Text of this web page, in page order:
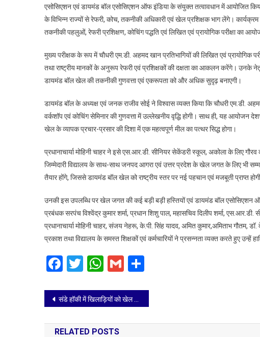
अहमद
खान
बने
रेफरी
सेमिनार
के
परीक्षक
एसोसिएशन एवं डायमंड बॉल एसोसिएशन ऑफ इंडिया के संयुक्त तत्वावधान में आयोजित
के विभिन्न राज्यों से रेफरी, कोच, तकनीकी अधिकारी एवं खेल प्रशिक्षक भाग लेंगे।
तकनीकी पहलुओं, रेफरी प्रशिक्षण, कोचिंग पद्धति एवं लिखित एवं प्रायोगिक परीक्षा का
मुख्य परीक्षक के रूप में चौधरी एम.डी. अहमद खान प्रतिभागियों की लिखित एवं प्रायोगिक
तथा राष्ट्रीय मानकों के अनुरूप रेफरी एवं प्रशिक्षकों की दक्षता का आकलन करेंगे। उनके
डायमंड बॉल खेल की तकनीकी गुणवत्ता एवं एकरूपता को और अधिक सुदृढ़ बनाएगी।
डायमंड बॉल के अध्यक्ष एवं जनक राजीव सोई ने विश्वास व्यक्त किया कि चौधरी एम.डी.
वर्कशॉप एवं कोचिंग सेमिनार की गुणवत्ता में उल्लेखनीय वृद्धि होगी। साथ ही, यह
खेल के व्यापक प्रचार-प्रसार की दिशा में एक महत्वपूर्ण मील का पत्थर सिद्ध होगा।
प्रधानाचार्या मोहिनी चाहर ने इसे एस.आर.डी. सीनियर सेकेंडरी स्कूल, अकोला के लिए
जिम्मेदारी विद्यालय के साथ-साथ जनपद आगरा एवं उत्तर प्रदेश के खेल जगत के लिए भी
तैयार होंगे, जिससे डायमंड बॉल खेल को राष्ट्रीय स्तर पर नई पहचान एवं मजबूती प्राप्त
उनकी इस उपलब्धि पर खेल जगत की कई बड़ी बड़ी हस्तियों एवं डायमंड बॉल एसोसिएशन
प्रबंधक सरपंच विश्वेंद्र कुमार शर्मा, प्रधान शिशु पाल, महासचिव दिलीप शर्मा,
प्रधानाचार्या मोहिनी चाहर, संजय नेहरू, के.पी. सिंह यादव, अमित कुमार,अमिताभ गौतम,
प्रकाश तथा विद्यालय के समस्त शिक्षकों एवं कर्मचारियों ने प्रसन्नता व्यक्त करते हुए उन्हें
Facebook
Twitter
WhatsApp
Gmail
Post
navigation
संडे हॉकी में खिलाड़ियों को खेल चोटों से बचाव एवं फिजियोथैरेपी की दी गई महत्वपूर्ण जानकारी
RELATED POSTS